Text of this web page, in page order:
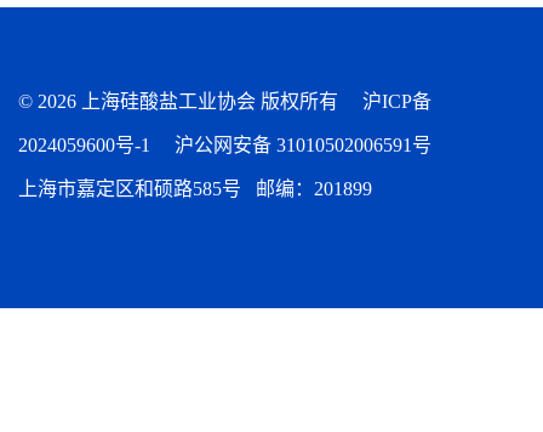
© 2026 上海硅酸盐工业协会 版权所有 沪ICP备
2024059600号-1 沪公网安备 31010502006591号
上海市嘉定区和硕路585号 邮编：201899